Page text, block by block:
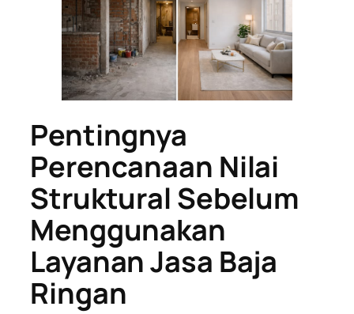
Pentingnya
Perencanaan Nilai
Struktural Sebelum
Menggunakan
Layanan Jasa Baja
Ringan